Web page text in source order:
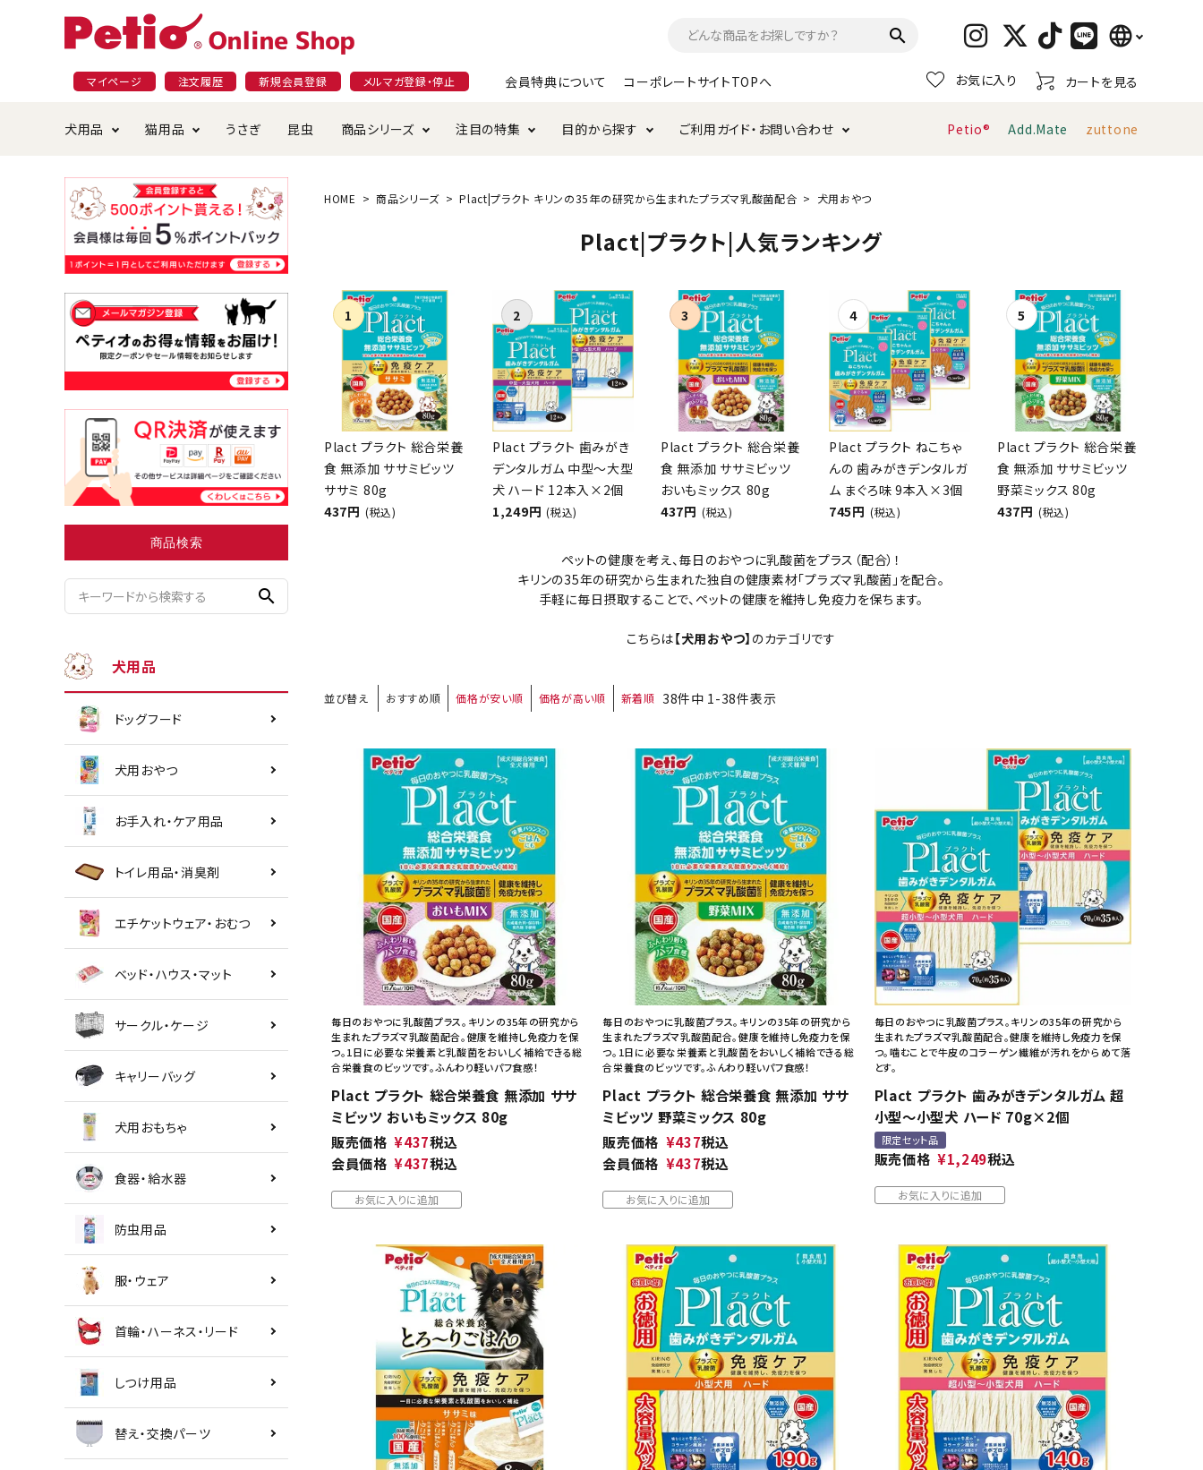
search language
日本語
English
マイページ 注文履歴 新規会員登録 メルマガ登録・停止 会員特典について コーポレートサイトTOPへ お気に入り カートを見る
犬用品
ドッグフード おやつ お手入れ・ケア用品
ペットシーツ サークル・ケージ
おもちゃ 食器・給水器 防虫用品 服・ウェア
首輪・ハーネス・リード しつけ用品 替え・交換パーツ
猫用品
ごはん・おやつ お手入れ・ケア用品 トイレタリー・消臭剤
ベッド・ハウス・マット キャリーバッグ
食器・給水器 防虫用品 服・ウェア 首輪・ハーネス
替え・交換パーツ
うさぎ 昆虫 商品シリーズ
プラクト 素材そのまま 極上
注目の特集
夜のお散歩特集 無添加特集 けりぐるみ特集
目的から探す
国産フード&おやつ特集
じゃらして遊ぶ 引っ張って遊ぶ 投げて遊ぶ デンタルおもちゃ
またたび・元気草 夜のお散歩
小型犬にオススメ ダイエット中にオススメ まとめ買いでオトク！！ ネコポス対象商品一覧
ご利用ガイド・お問い合わせ
ショッピングガイド 会員特典について ご注文方法について
返品・交換について
Petio® Add.Mate zuttone
商品検索
search
犬用品
ドッグフード
犬用おやつ
お手入れ・ケア用品
トイレ用品・消臭剤
エチケットウェア・おむつ
ベッド・ハウス・マット
サークル・ケージ
キャリーバッグ
犬用おもちゃ
食器・給水器
防虫用品
服・ウェア
首輪・ハーネス・リード
しつけ用品
替え・交換パーツ
HOME 商品シリーズ Plact|プラクト キリンの35年の研究から生まれたプラズマ乳酸菌配合 犬用おやつ
Plact|プラクト|人気ランキング
Plact プラクト 総合栄養
食 無添加 ササミビッツ
ササミ 80g
437円 (税込)
Plact プラクト 歯みがき
デンタルガム 中型～大型
犬 ハード 12本入×2個
1,249円 (税込)
Plact プラクト 総合栄養
食 無添加 ササミビッツ
おいもミックス 80g
437円 (税込)
Plact プラクト ねこちゃ
んの 歯みがきデンタルガ
ム まぐろ味 9本入×3個
745円 (税込)
Plact プラクト 総合栄養
食 無添加 ササミビッツ
野菜ミックス 80g
437円 (税込)
ペットの健康を考え、毎日のおやつに乳酸菌をプラス（配合）！
キリンの35年の研究から生まれた独自の健康素材「プラズマ乳酸菌」を配合。
手軽に毎日摂取することで、ペットの健康を維持し免疫力を保ちます。
こちらは【犬用おやつ】 のカテゴリです
並び替え おすすめ順 価格が安い順 価格が高い順 新着順 38件中 1-38件表示
毎日のおやつに乳酸菌プラス。キリンの35年の研究から
生まれたプラズマ乳酸菌配合。健康を維持し免疫力を保
つ。1日に必要な栄養素と乳酸菌をおいしく補給できる総
合栄養食のビッツです。ふんわり軽いパフ食感！
Plact プラクト 総合栄養食 無添加 ササ
ミビッツ おいもミックス 80g
販売価格 ¥437税込
会員価格 ¥437税込
お気に入りに追加
毎日のおやつに乳酸菌プラス。キリンの35年の研究から
生まれたプラズマ乳酸菌配合。健康を維持し免疫力を保
つ。1日に必要な栄養素と乳酸菌をおいしく補給できる総
合栄養食のビッツです。ふんわり軽いパフ食感！
Plact プラクト 総合栄養食 無添加 ササ
ミビッツ 野菜ミックス 80g
販売価格 ¥437税込
会員価格 ¥437税込
お気に入りに追加
毎日のおやつに乳酸菌プラス。キリンの35年の研究から
生まれたプラズマ乳酸菌配合。健康を維持し免疫力を保
つ。噛むことで牛皮のコラーゲン繊維が汚れをからめて落
とす。
Plact プラクト 歯みがきデンタルガム 超
小型～小型犬 ハード 70g×2個
限定セット品
販売価格 ¥1,249税込
お気に入りに追加